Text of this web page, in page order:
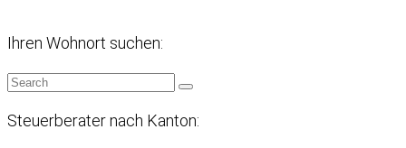
Ihren Wohnort suchen:
Steuerberater nach Kanton: